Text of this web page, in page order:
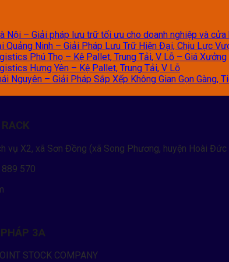
Nội – Giải pháp lưu trữ tối ưu cho doanh nghiệp và cửa
Quảng Ninh – Giải Pháp Lưu Trữ Hiện Đại, Chịu Lực
Phú Thọ – Kệ Pallet, Trung Tải, V Lỗ – Giá Xưởng
Hưng Yên – Kệ Pallet, Trung Tải, V Lỗ
Nguyên – Giải Pháp Sắp Xếp Không Gian Gọn Gàng,
vụ X2, xã Sơn Đồng (xã Song Phương, huyện Hoài Đức
570
3A
STOCK COMPANY